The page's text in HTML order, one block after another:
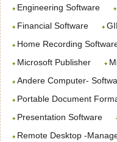
Engineering Software
Financial Software
Home Recording
Microsoft Publisher
Andere Computer-
Portable Document
Presentation Software
Remote Desktop -